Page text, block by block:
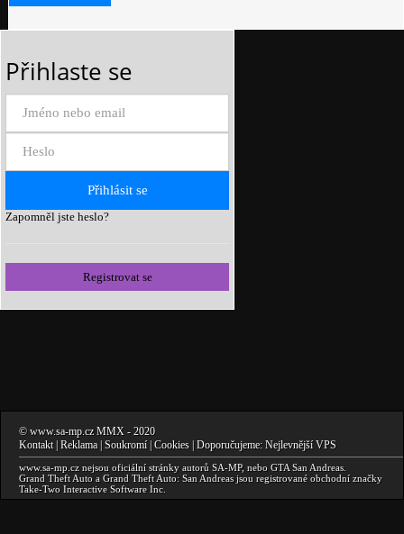
Přihlaste se
Zapomněl jste heslo?
Registrovat se
© www.sa-mp.cz MMX - 2020
Kontakt| Reklama | Soukromí| Cookies | Doporučujeme: Nejlevnější VPS
www.sa-mp.cz nejsou oficiální stránky autorů SA-MP, nebo GTA San Andreas
Grand Theft Auto a Grand Theft Auto: San Andreas jsou registrované obchodní značky
Take-Two Interactive Software Inc.